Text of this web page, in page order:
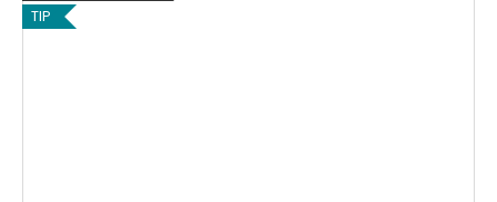
TIP